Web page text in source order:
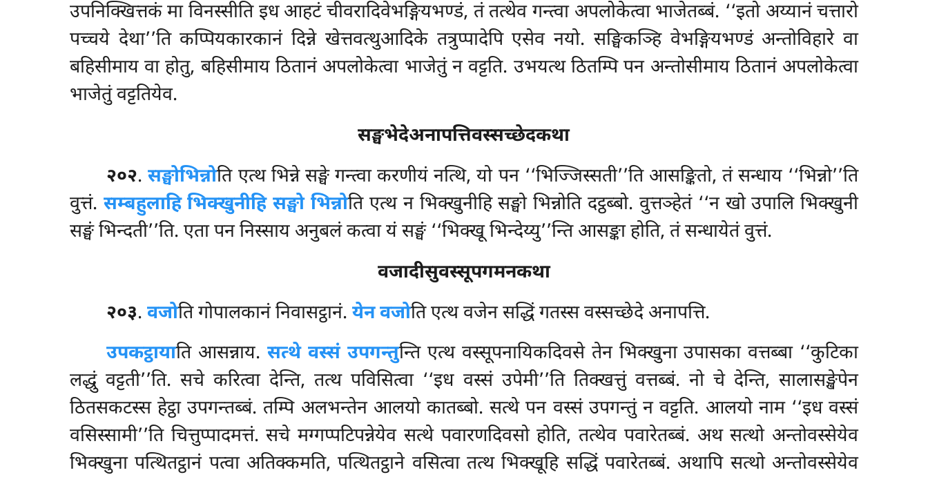
उपनिक्खित्तकं मा विनस्सीति इध आहटं चीवरादिवेभङ्गियभण्डं, तं तत्थेव गन्त्वा अपलोकेत्वा भाजेतब्बं. ‘‘इतो अय्यानं चत्तारो
पच्चये देथा’’ति कप्पियकारकानं दिन्ने खेत्तवत्थुआदिके तत्रुप्पादेपि एसेव नयो. सङ्घिकञ्हि वेभङ्गियभण्डं अन्तोविहारे वा
बहिसीमाय वा होतु, बहिसीमाय ठितानं अपलोकेत्वा भाजेतुं न वट्टति. उभयत्थ ठितम्पि पन अन्तोसीमाय ठितानं अपलोकेत्वा
भाजेतुं वट्टतियेव.
सङ्घभेदेअनापत्तिवस्सच्छेदकथा
२०२.सङ्घोभिन्नोति एत्थ भिन्ने सङ्घे गन्त्वा करणीयं नत्थि, यो पन ‘‘भिज्जिस्सती’’ति आसङ्कितो, तं सन्धाय ‘‘भिन्नो’’ति
वुत्तं. सम्बहुलाहि भिक्खुनीहि सङ्घो भिन्नोति एत्थ न भिक्खुनीहि सङ्घो भिन्नोति दट्ठब्बो. वुत्तञ्हेतं ‘‘न खो उपालि भिक्खुनी
सङ्घं भिन्दती’’ति. एता पन निस्साय अनुबलं कत्वा यं सङ्घं ‘‘भिक्खू भिन्देय्यु’’न्ति आसङ्का होति, तं सन्धायेतं वुत्तं.
वजादीसुवस्सूपगमनकथा
२०३.वजोतिगोपालकानं निवासट्ठानं.येन वजोति एत्थ वजेन सद्धिं गतस्स वस्सच्छेदे अनापत्ति.
उपकट्ठायाति आसन्नाय.सत्थे वस्सं उपगन्तुन्ति एत्थ वस्सूपनायिकदिवसे तेन भिक्खुना उपासका वत्तब्बा ‘‘कुटिका
लद्धुं वट्टती’’ति. सचे करित्वा देन्ति, तत्थ पविसित्वा ‘‘इध वस्सं उपेमी’’ति तिक्खत्तुं वत्तब्बं. नो चे देन्ति, सालासङ्खेपेन
ठितसकटस्स हेट्ठा उपगन्तब्बं. तम्पि अलभन्तेन आलयो कातब्बो. सत्थे पन वस्सं उपगन्तुं न वट्टति. आलयो नाम ‘‘इध वस्सं
वसिस्सामी’’ति चित्तुप्पादमत्तं. सचे मग्गप्पटिपन्नेयेव सत्थे पवारणदिवसो होति, तत्थेव पवारेतब्बं. अथ सत्थो अन्तोवस्सेयेव
भिक्खुना पत्थितट्ठानं पत्वा अतिक्कमति, पत्थितट्ठाने वसित्वा तत्थ भिक्खूहि सद्धिं पवारेतब्बं. अथापि सत्थो अन्तोवस्सेयेव